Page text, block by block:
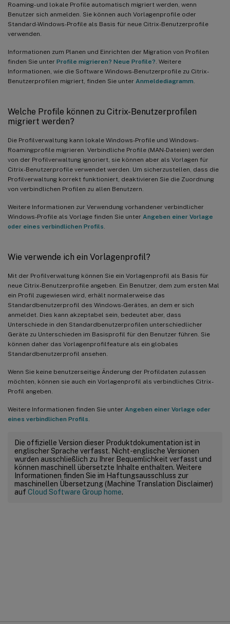
Roaming- und lokale Profile automatisch migriert werden, wenn
Benutzer sich anmelden. Sie können auch Vorlagenprofile oder
Standard-Windows-Profile als Basis für neue Citrix-Benutzerprofile
verwenden.
Informationen zum Planen und Einrichten der Migration von Profilen
finden Sie unter Profile migrieren? Neue Profile? . Weitere
Informationen, wie die Software Windows-Benutzerprofile zu Citrix-
Benutzerprofilen migriert, finden Sie unter Anmeldediagramm
Welche Profile können zu Citrix-Benutzerprofilen
migriert werden?
Die Profilverwaltung kann lokale Windows-Profile und Windows-
Roamingprofile migrieren. Verbindliche Profile (MAN-Dateien) werden
von der Profilverwaltung ignoriert, sie können aber als Vorlagen für
Citrix-Benutzerprofile verwendet werden. Um sicherzustellen, dass die
Profilverwaltung korrekt funktioniert, deaktivieren Sie die Zuordnung
von verbindlichen Profilen zu allen Benutzern.
Weitere Informationen zur Verwendung vorhandener verbindlicher
Windows-Profile als Vorlage finden Sie unter Angeben einer Vorlage
oder eines verbindlichen Profils
Wie verwende ich ein Vorlagenprofil?
Mit der Profilverwaltung können Sie ein Vorlagenprofil als Basis für
neue Citrix-Benutzerprofile angeben. Ein Benutzer, dem zum ersten Mal
ein Profil zugewiesen wird, erhält normalerweise das
Standardbenutzerprofil des Windows-Gerätes, an dem er sich
anmeldet. Dies kann akzeptabel sein, bedeutet aber, dass
Unterschiede in den Standardbenutzerprofilen unterschiedlicher
Geräte zu Unterschieden im Basisprofil für den Benutzer führen. Sie
können daher das Vorlagenprofilfeature als ein globales
Standardbenutzerprofil ansehen.
Wenn Sie keine benutzerseitige Änderung der Profildaten zulassen
möchten, können sie auch ein Vorlagenprofil als verbindliches Citrix-
Profil angeben.
Weitere Informationen finden Sie unter Angeben einer Vorlage oder
eines verbindlichen Profils
Die offizielle Version dieser Produktdokumentation ist in
englischer Sprache verfasst. Nicht-englische Versionen
wurden ausschließlich zu Ihrer Bequemlichkeit verfasst und
können maschinell übersetzte Inhalte enthalten. Weitere
Informationen finden Sie im Haftungsausschluss zur
maschinellen Übersetzung (Machine Translation Disclaimer)
auf Cloud Software Group home.